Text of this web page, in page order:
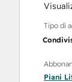
Tipo di
Piani